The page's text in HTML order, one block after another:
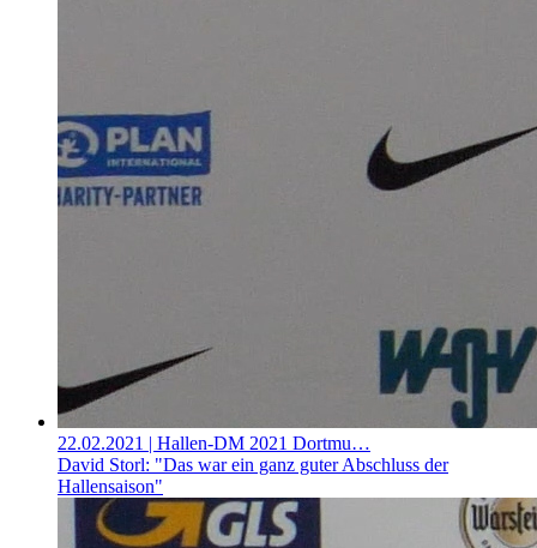
22.02.2021 | Hallen-DM 2021 Dortmu…
David Storl: "Das war ein ganz guter Abschluss der
Hallensaison"